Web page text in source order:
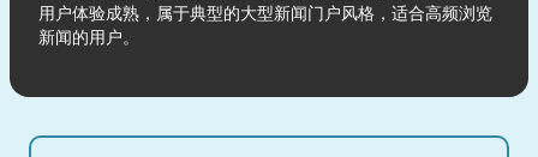
用户体验成熟，属于典型的大型新闻门户风格，适合高频浏览
新闻的用户。